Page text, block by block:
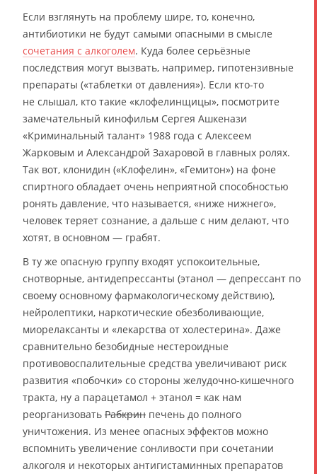
Если взглянуть на проблему шире, то, конечно,
антибиотики не будут самыми опасными в смысле
сочетания с алкоголем. Куда более серьёзные
последствия могут вызвать, например, гипотензивные
препараты («таблетки от давления»). Если кто-то
не слышал, кто такие «клофелинщицы», посмотрите
замечательный кинофильм Сергея Ашкенази
«Криминальный талант» 1988 года с Алексеем
Жарковым и Александрой Захаровой в главных ролях.
Так вот, клонидин («Клофелин», «Гемитон») на фоне
спиртного обладает очень неприятной способностью
ронять давление, что называется, «ниже нижнего»,
человек теряет сознание, а дальше с ним делают, что
хотят, в основном — грабят.
В ту же опасную группу входят успокоительные,
снотворные, антидепрессанты (этанол — депрессант по
своему основному фармакологическому действию),
нейролептики, наркотические обезболивающие,
миорелаксанты и «лекарства от холестерина». Даже
сравнительно безобидные нестероидные
противовоспалительные средства увеличивают риск
развития «побочки» со стороны желудочно-кишечного
тракта, ну а парацетамол + этанол = как нам
реорганизовать Рабкрин печень до полного
уничтожения. Из менее опасных эффектов можно
вспомнить увеличение сонливости при сочетании
алкоголя и некоторых антигистаминных препаратов